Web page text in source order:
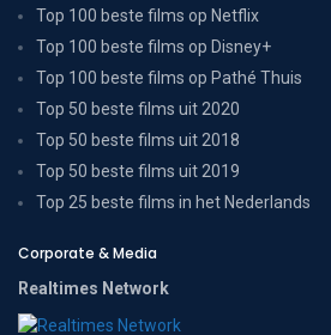
Top 100 beste films op Netflix
Top 100 beste films op Disney+
Top 100 beste films op Pathé Thuis
Top 50 beste films uit 2020
Top 50 beste films uit 2018
Top 50 beste films uit 2019
Top 25 beste films in het Nederlands
Corporate & Media
Realtimes Network